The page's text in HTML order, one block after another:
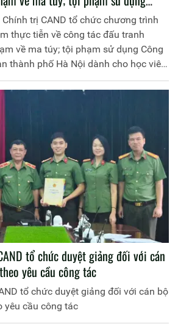
bàn thành phố Hà Nội dành cho
quy tại Học viện Chính trị Công
trị CAND tổ chức chương trình
thực tiễn về công tác đấu tranh
về ma túy; tội phạm sử dụng Công
thành phố Hà Nội dành cho học viên
tại Học viện Chính trị Công an nhân
tổ chức duyệt giảng đối với cán
yêu cầu công tác
tổ chức duyệt giảng đối với cán bộ
yêu cầu công tác